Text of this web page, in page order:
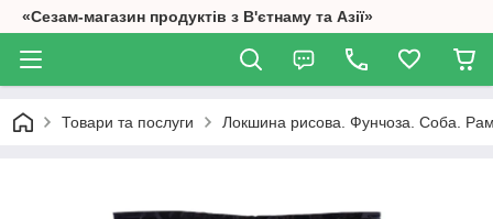
«Сезам-магазин продуктів з В'єтнаму та Азії»
Товари та послуги Локшина рисова. Фунчоза. Соба.